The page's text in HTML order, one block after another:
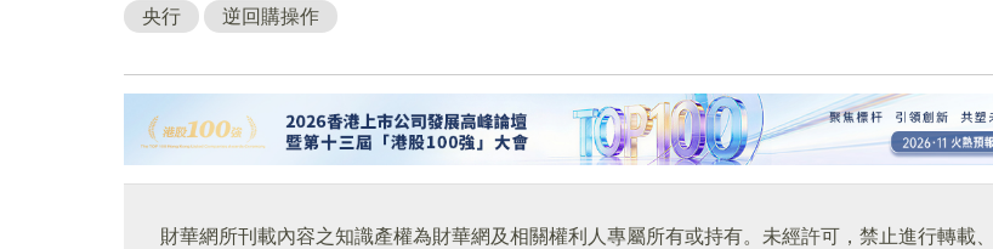
央行 逆回購操作
財華網所刊載內容之知識產權為財華網及相關權利人專屬所有或持有。未經許可，禁止進行轉載、